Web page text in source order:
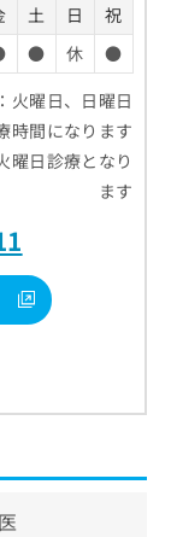
土 日
祝
● 休
●
火曜日、日曜日
時間になります
曜日診療となり
ます